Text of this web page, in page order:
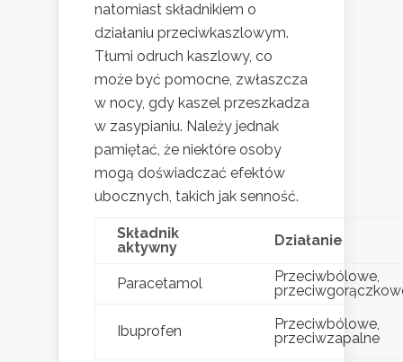
natomiast składnikiem o
działaniu przeciwkaszlowym.
Tłumi odruch kaszlowy, co
może być pomocne, zwłaszcza
w nocy, gdy kaszel przeszkadza
w zasypianiu. Należy jednak
pamiętać, że niektóre osoby
mogą doświadczać efektów
ubocznych, takich jak senność.
Składnik
aktywny
Działanie
Paracetamol
Przeciwbólowe,
Ibuprofen
Przeciwbólowe,
przeciwzapalne